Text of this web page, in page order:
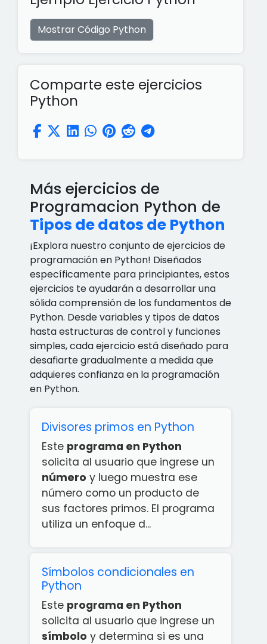
Mostrar Código Python
Comparte este ejercicios
Python
Más ejercicios de
Programacion Python de
Tipos de datos de Python
¡Explora nuestro conjunto de ejercicios de
programación en Python! Diseñados
específicamente para principiantes, estos
ejercicios te ayudarán a desarrollar una
sólida comprensión de los fundamentos de
Python. Desde variables y tipos de datos
hasta estructuras de control y funciones
simples, cada ejercicio está diseñado para
desafiarte gradualmente a medida que
adquieres confianza en la programación
en Python.
Divisores primos en Python
Este programa en Python
solicita al usuario que ingrese un
número y luego muestra ese
número como un producto de
sus factores primos. El programa
utiliza un enfoque d...
Símbolos condicionales en
Python
Este programa en Python
solicita al usuario que ingrese un
símbolo y determina si es una